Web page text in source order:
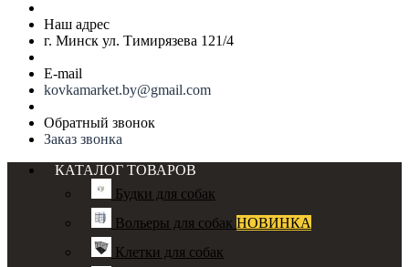
Наш адрес
г. Минск ул. Тимирязева 121/4
E-mail
kovkamarket.by@gmail.com
Обратный звонок
Заказ звонка
КАТАЛОГ ТОВАРОВ
Будки для собак
Вольеры для собак НОВИНКА
Клетки для собак